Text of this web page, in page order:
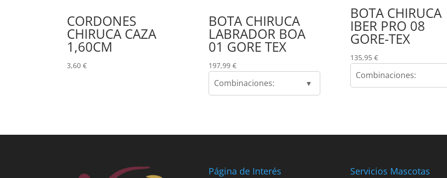
CORDONES
CHIRUCA CAZA
1,60CM
3,60€
BOTA CHIRUCA
LABRADOR BOA
01 GORE TEX
197,99 €
Combinaciones:
BOTA CHIRUCA
IBER PRO 08
GORE-TEX
135,95 €
Combinaciones:
Página de Interés Servicios Mascotas